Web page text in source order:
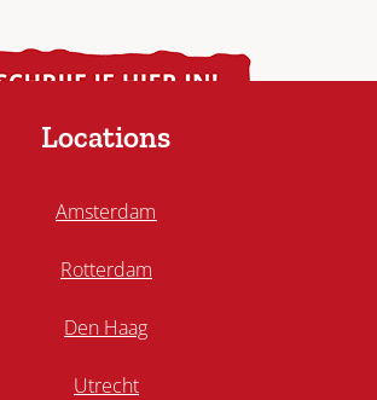
Locations
Amsterdam
Rotterdam
Den Haag
Utrecht